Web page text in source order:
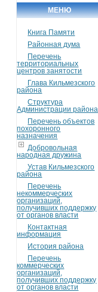
МЕНЮ
Книга Памяти
Районная дума
Перечень
территориальных
центров занятости
Глава Кильмезского
района
Структура
Администрации района
Перечень объектов
похоронного
назначения
Добровольная
народная дружина
Устав Кильмезского
района
Перечень
некоммерческих
организаций,
получивших поддержку
от органов власти
Контактная
информация
История района
Перечень
коммерческих
организаций,
получивших поддержку
от органов власти